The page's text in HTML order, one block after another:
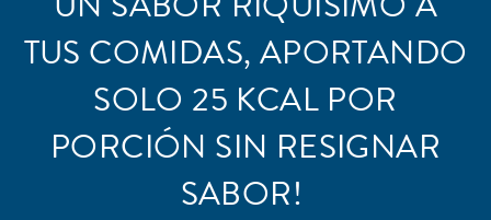
TUS COMIDAS, APORTANDO
SOLO 25 KCAL POR
PORCIÓN SIN RESIGNAR
SABOR!